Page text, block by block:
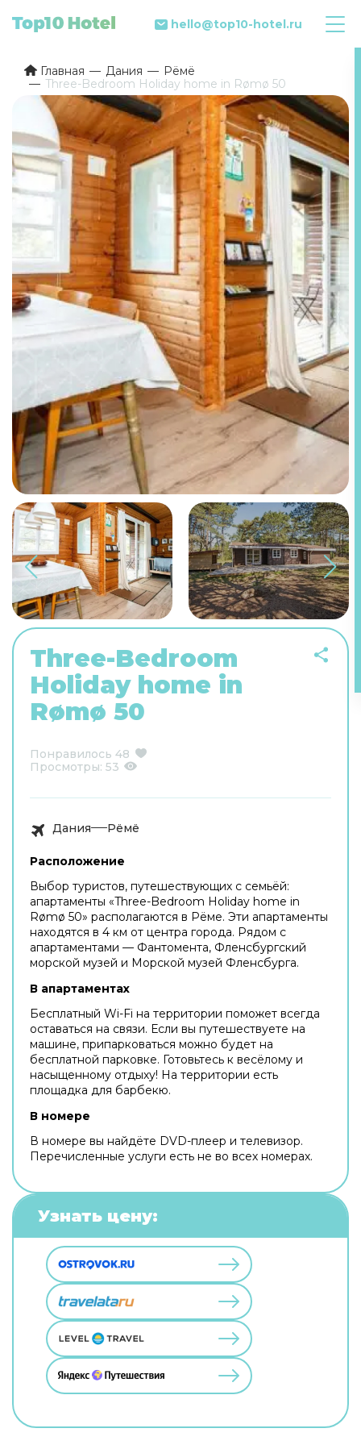
hello@top10-hotel.ru
Главная Дания
Рёмё
Three-Bedroom Holiday home in Rømø 50
Three-Bedroom
Holiday home in
Rømø 50
Понравилось 48
Просмотры: 53
Дания Рёмё
Расположение
Выбор туристов, путешествующих с семьёй:
апартаменты «Three-Bedroom Holiday home in
Rømø 50» располагаются в Рёме. Эти апартаменты
находятся в 4 км от центра города. Рядом с
апартаментами — Фантомента, Фленсбургский
морской музей и Морской музей Фленсбурга.
В апартаментах
Бесплатный Wi-Fi на территории поможет всегда
оставаться на связи. Если вы путешествуете на
машине, припарковаться можно будет на
бесплатной парковке. Готовьтесь к весёлому и
насыщенному отдыху! На территории есть
площадка для барбекю.
В номере
В номере вы найдёте DVD-плеер и телевизор.
Перечисленные услуги есть не во всех номерах.
Узнать цену: